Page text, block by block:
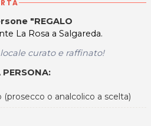
"REGALO
La Rosa a Salgareda.
curato e raffinato!
PERSONA:
o analcolico a scelta)